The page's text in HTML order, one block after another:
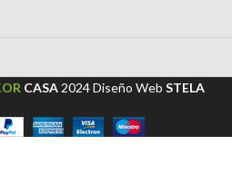
CASA 2024Diseño Web STELA